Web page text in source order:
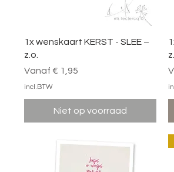
Snel overzicht
1x wenskaart KERST - SLEE –
z.o.
Vanaf € 1,95
Verkoopprijs
incl.BTW
Niet op voorraad